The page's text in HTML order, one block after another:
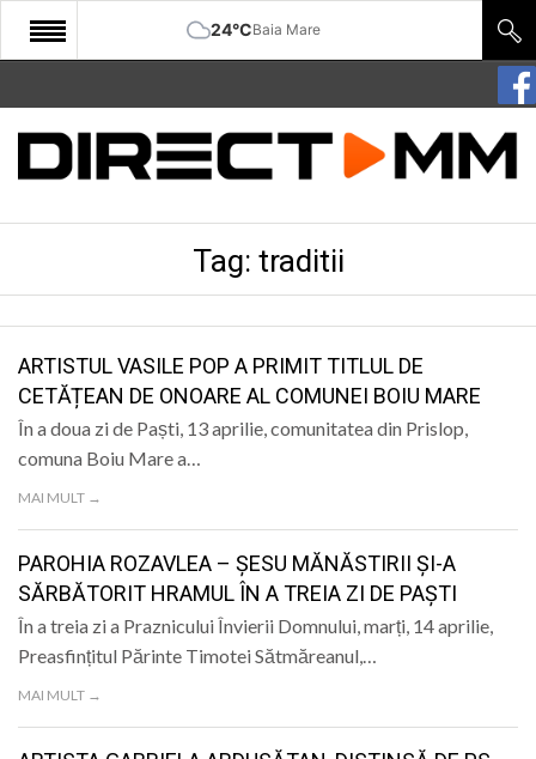
24°CBaia Mare
START
COMUNITATE
SANATATE
SPORT
SPECIAL
POLITIC
LIFE
Tag: traditii
ARTISTUL VASILE POP A PRIMIT TITLUL DE
CETĂȚEAN DE ONOARE AL COMUNEI BOIU MARE
În a doua zi de Paști, 13 aprilie, comunitatea din Prislop,
comuna Boiu Mare a…
MAI MULT →
PAROHIA ROZAVLEA – ȘESU MĂNĂSTIRII ȘI-A
SĂRBĂTORIT HRAMUL ÎN A TREIA ZI DE PAȘTI
În a treia zi a Praznicului Învierii Domnului, marți, 14 aprilie,
Preasfințitul Părinte Timotei Sătmăreanul,…
MAI MULT →